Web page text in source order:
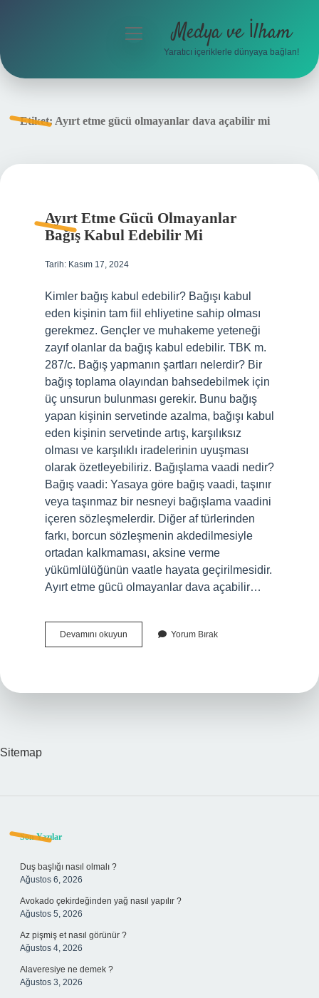
menüyü
Medya ve İlham
Yaratıcı içeriklerle dünyaya bağlan!
Etiket: Ayırt etme gücü olmayanlar dava açabilir mi
Ayırt Etme Gücü Olmayanlar
Bağış Kabul Edebilir Mi
Tarih: Kasım 17, 2024
Kimler bağış kabul edebilir? Bağışı kabul
eden kişinin tam fiil ehliyetine sahip olması
gerekmez. Gençler ve muhakeme yeteneği
zayıf olanlar da bağış kabul edebilir. TBK m.
287/c. Bağış yapmanın şartları nelerdir? Bir
bağış toplama olayından bahsedebilmek için
üç unsurun bulunması gerekir. Bunu bağış
yapan kişinin servetinde azalma, bağışı kabul
eden kişinin servetinde artış, karşılıksız
olması ve karşılıklı iradelerinin uyuşması
olarak özetleyebiliriz. Bağışlama vaadi nedir?
Bağış vaadi: Yasaya göre bağış vaadi, taşınır
veya taşınmaz bir nesneyi bağışlama vaadini
içeren sözleşmelerdir. Diğer af türlerinden
farkı, borcun sözleşmenin akdedilmesiyle
ortadan kalkmaması, aksine verme
yükümlülüğünün vaatle hayata geçirilmesidir.
Ayırt etme gücü olmayanlar dava açabilir…
Devamını okuyun
Etme
Yorum Bırak
Sitemap
Sidebar
Son Yazılar
Duş başlığı nasıl olmalı ?
Ağustos 6, 2026
Avokado çekirdeğinden yağ nasıl yapılır ?
Ağustos 5, 2026
Az pişmiş et nasıl görünür ?
Ağustos 4, 2026
Alaveresiye ne demek ?
Ağustos 3, 2026